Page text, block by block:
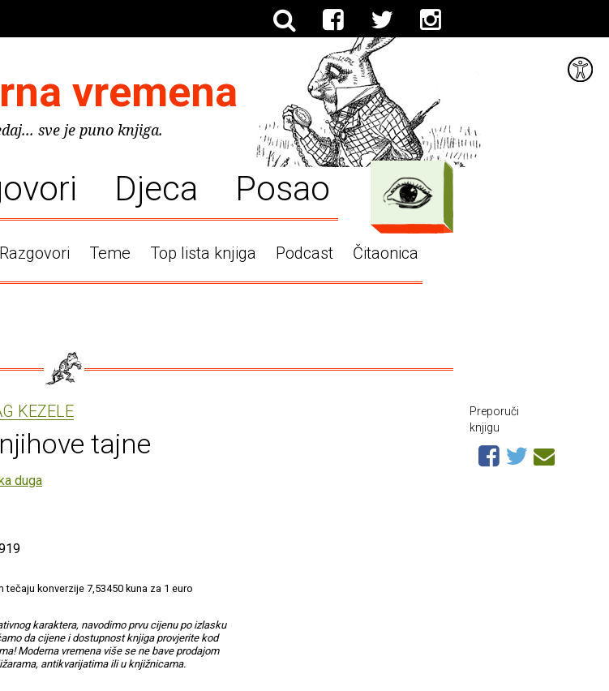
vremena
sve je puno knjiga.
Djeca Posao
Razgovori Teme Top lista knjiga Podcast Čitaonica
KEZELE
tajne
duga
tečaju konverzije 7,53450 kuna za 1 euro
karaktera, navodimo prvu cijenu po izlasku
da cijene i dostupnost knjiga provjerite kod
Moderna vremena više se ne bave prodajom
antikvarijatima ili u knjižnicama.
Preporuči
knjigu